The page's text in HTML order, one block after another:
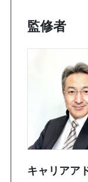
監修者
キャリアア